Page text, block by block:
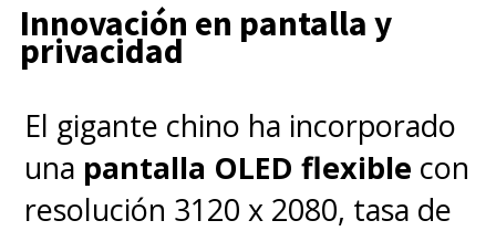
Innovación en pantalla y
privacidad
El gigante chino ha incorporado
una pantalla OLED flexible con
resolución 3120 x 2080, tasa de